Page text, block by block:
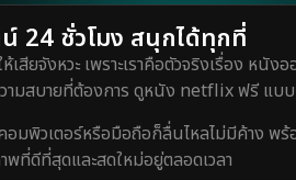
24 ชั่วโมง สนุกได้ทุกที่
ยจังหวะ เพราะเราคือตัวจริงเรื่อง หนั
มสบายที่ต้องการ ดูหนัง netflix ฟรี แบ
อมพิวเตอร์หรือมือถือก็ลื่นไหลไม่มีค้าง
ที่ดีที่สุดและสดใหม่อยู่ตลอดเวลา